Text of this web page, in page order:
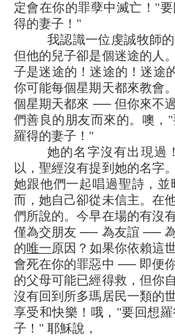
定會在你的罪孽中滅亡！"
得的妻子！"
我認識一位虔誠牧師
但他的兒子卻是個迷途的人
子是迷途的！迷途的！迷途
你可能每個星期天都來教會
個星期天都來 ── 但你來不
們善良的朋友而來的。噢，
羅得的妻子！"
她的名字沒有出現過
以，聖經沒有提到她的名字
她跟他們一起唱過聖詩，
而，她自己卻從未信主。在
們所說的。今早在場的有沒
僅為交朋友 ── 為友誼 ──
的唯一原因？如果你依賴這
會死在你的罪惡中 ── 即便
的父母可能已經得救，但你
沒有回到所多瑪居民一類的
享受和快樂！哦，"要回想
子！" 耶穌說，